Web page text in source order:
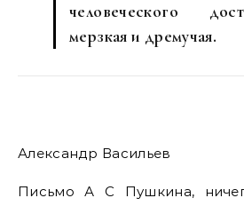
человеческого
мерзкая и дремучая.
Александр Васильев
Письмо А С Пушкина,